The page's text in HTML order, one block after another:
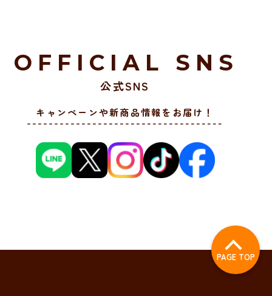
OFFICIAL SNS
公式SNS
キャンペーンや新商品情報をお届け！
PAGE TOP